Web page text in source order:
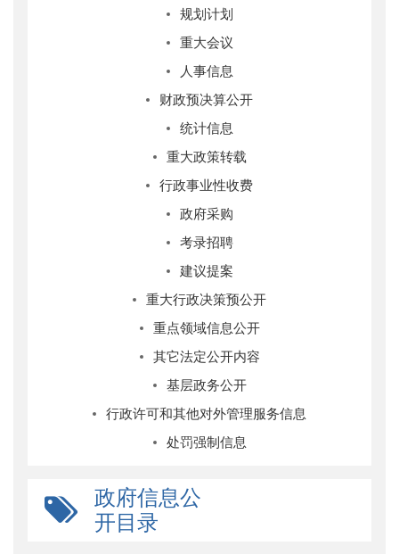
规划计划
重大会议
人事信息
财政预决算公开
统计信息
重大政策转载
行政事业性收费
政府采购
考录招聘
建议提案
重大行政决策预公开
重点领域信息公开
其它法定公开内容
基层政务公开
行政许可和其他对外管理服务信息
处罚强制信息
政府信息公
开目录